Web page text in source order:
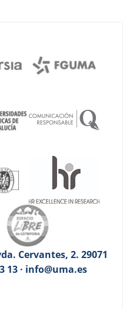
Cervantes, 2. 29071
13 · info@uma.es